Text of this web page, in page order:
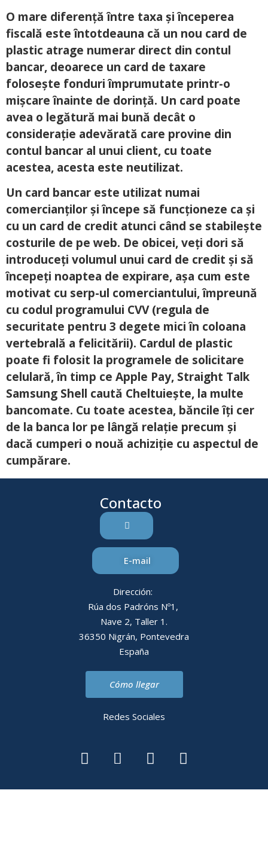
O mare diferență între taxa și începerea
fiscală este întotdeauna că un nou card de
plastic atrage numerar direct din contul
bancar, deoarece un card de taxare
folosește fonduri împrumutate printr-o
mișcare înainte de dorință. Un card poate
avea o legătură mai bună decât o
considerație adevărată care provine din
contul bancar al unui client, cu toate
acestea, acesta este neutilizat.
Un card bancar este utilizat numai
comercianților și începe să funcționeze ca și
cu un card de credit atunci când se stabilește
costurile de pe web. De obicei, veți dori să
introduceți volumul unui card de credit și să
începeți noaptea de expirare, așa cum este
motivat cu serp-ul comerciantului, împreună
cu codul programului CVV (regula de
securitate pentru 3 degete mici în coloana
vertebrală a felicitării). Cardul de plastic
poate fi folosit la programele de solicitare
celulară, în timp ce Apple Pay, Straight Talk
Samsung Shell caută Cheltuiește, la multe
bancomate. Cu toate acestea, băncile îți cer
de la banca lor pe lângă relație precum și
dacă cumperi o nouă achiziție cu aspectul de
cumpărare.
Contacto
E-mail
Dirección:
Rúa dos Padróns Nº1,
Nave 2, Taller 1.
36350 Nigrán, Pontevedra
España
Cómo llegar
Redes Sociales